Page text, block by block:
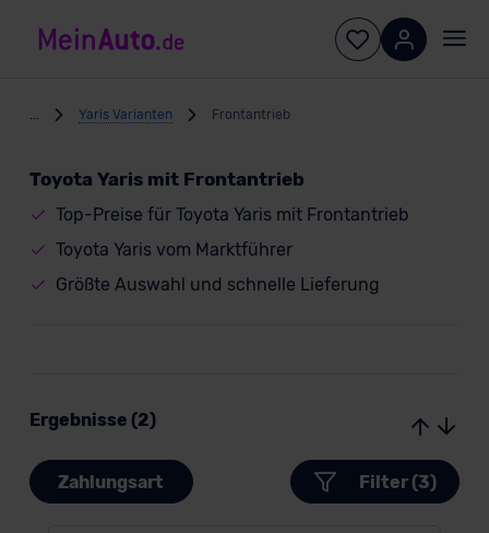
Yaris Varianten Frontantrieb
Toyota Yaris mit Frontantrieb
Top-Preise für Toyota Yaris mit Frontantrieb
Toyota Yaris vom Marktführer
Größte Auswahl und schnelle Lieferung
Ergebnisse (2)
Zahlungsart Filter (3)